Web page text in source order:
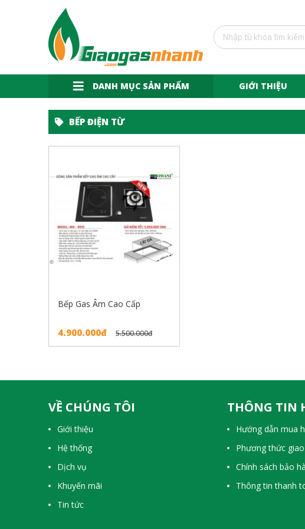
DANH MỤC SẢN PHẨM GIỚI THIỆU
BẾP ĐIỆN TỪ
Bếp Gas Âm Cao Cấp
4.900.000đ 5.500.000đ
VỀ CHÚNG TÔI
Giới thiệu
Hệ thống
Dịch vụ
Khuyến mãi
Tin tức
THÔNG TIN
Hướng dẫn mua
Phương thức
Chính sách bảo
Thông tin thanh